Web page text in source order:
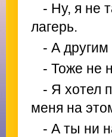
- Ну, я не
лагерь.
- А
- Тоже не
- Я хотел
меня на
- А ты ни